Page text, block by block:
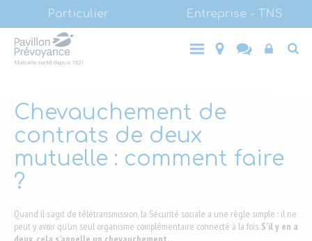
contenu
principal
(LVL1)
Particulier Entreprise - TNS
Main
ParticulierEntreprise
- TNS
Top
Chevauchement de
contrats de deux
mutuelle : comment faire
?
Quand il s’agit de télétransmission, la Sécurité sociale a une règle simple : il ne
peut y avoir qu’un seul organisme complémentaire connecté à la fois.S’il y en a